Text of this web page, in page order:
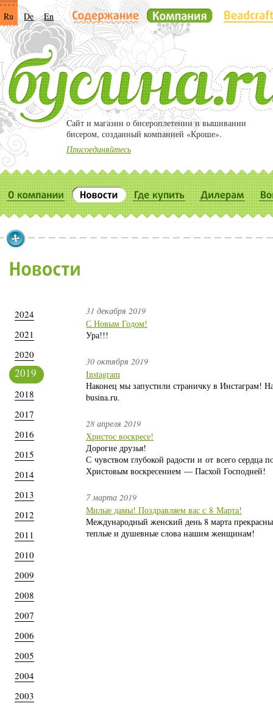
Ru De En
Cайт и магазин о бисероплетении и вышивании
бисером, созданный компанией «Кроше».
Присоединяйтесь
2024
2021
2020
2019
2018
2017
2016
2015
2014
2013
2012
2011
2010
2009
2008
2007
2006
2005
2004
2003
31 декабря 2019
С Новым Годом!
Ура!!!
30 октября 2019
Instagram
Наконец мы запустили страничку в Инстаграм!
busina.ru.
28 апреля 2019
Христос воскресе!
Дорогие друзья!
С чувством глубокой радости и от всего сердца
Христовым воскресением — Пасхой Господней!
7 марта 2019
Милые дамы! Поздравляем вас с 8 Марта!
Международный женский день 8 марта
теплые и душевные слова нашим женщинам!